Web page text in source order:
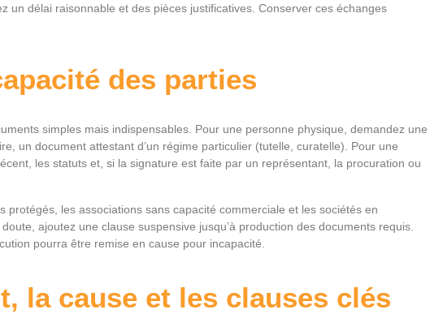
un délai raisonnable et des pièces justificatives. Conserver ces échanges
des parties
simples mais indispensables. Pour une personne physique, demandez une
un document attestant d’un régime particulier (tutelle, curatelle). Pour une
les statuts et, si la signature est faite par un représentant, la procuration ou
protégés, les associations sans capacité commerciale et les sociétés en
ajoutez une clause suspensive jusqu’à production des documents requis.
pourra être remise en cause pour incapacité.
la cause et les clauses clés